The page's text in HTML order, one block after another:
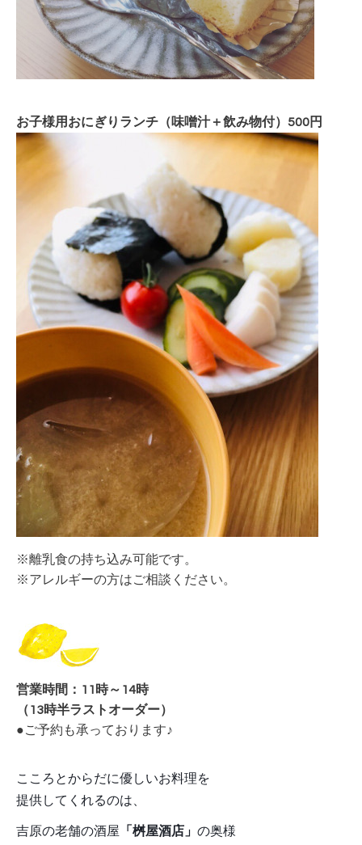
お子様用おにぎりランチ（味噌汁＋飲み物付）500円
※離乳食の持ち込み可能です。
※アレルギーの方はご相談ください。
営業時間：11時～14時
（13時半ラストオーダー）
●ご予約も承っております♪
こころとからだに優しいお料理を
提供してくれるのは、
吉原の老舗の酒屋 「桝屋酒店」 の奥様